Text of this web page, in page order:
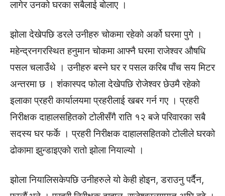
लागेर उनको घरका सबैलाई बोलाए ।
झोला देखेपछि डरले उनीहरु चोकमा रहेको अर्को घरमा पुगे ।
महेन्द्रनगरस्थित हनुमान चोकमा आफ्नै घरमा राजेश्वर औषधि
पसल चलाउँथे । उनीहरु बस्ने घर र पसल करिब पाँच सय मिटर
अन्तरमा छ । शंकास्पद फोला देखेपछि रोजेश्वर छेउमै रहेको
इलाका प्रहरी कार्यालयमा प्रहरीलाई खबर गर्न गए । प्रहरी
निरीक्षक दाहालसहितको टोलीसँगै राति १२ बजे परिवारका सबै
सदस्य घर फर्के । प्रहरी निरीक्षक दाहालसहितको टोलीले घरको
ढोकामा झुन्डाइएको रातो झोला नियाल्यो ।
झोला नियालिसकेपछि उनीहरुले यो केही होइन, डराउनु पर्दैन,